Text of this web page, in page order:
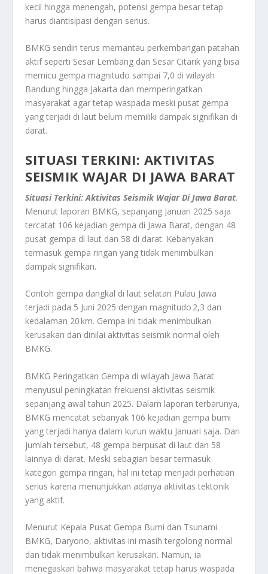
kecil hingga menengah, potensi gempa besar tetap
harus diantisipasi dengan serius.
BMKG sendiri terus memantau perkembangan patahan
aktif seperti Sesar Lembang dan Sesar Citarik yang bisa
memicu gempa magnitudo sampai 7,0 di wilayah
Bandung hingga Jakarta dan memperingatkan
masyarakat agar tetap waspada meski pusat gempa
yang terjadi di laut belum memiliki dampak signifikan di
darat.
SITUASI TERKINI: AKTIVITAS
SEISMIK WAJAR DI JAWA BARAT
Situasi Terkini: Aktivitas Seismik Wajar Di Jawa Barat.
Menurut laporan BMKG, sepanjang Januari 2025 saja
tercatat 106 kejadian gempa di Jawa Barat, dengan 48
pusat gempa di laut dan 58 di darat. Kebanyakan
termasuk gempa ringan yang tidak menimbulkan
dampak signifikan.
Contoh gempa dangkal di laut selatan Pulau Jawa
terjadi pada 5 Juni 2025 dengan magnitudo 2,3 dan
kedalaman 20 km. Gempa ini tidak menimbulkan
kerusakan dan dinilai aktivitas seismik normal oleh
BMKG.
BMKG Peringatkan Gempa di wilayah Jawa Barat
menyusul peningkatan frekuensi aktivitas seismik
sepanjang awal tahun 2025. Dalam laporan terbarunya,
BMKG mencatat sebanyak 106 kejadian gempa bumi
yang terjadi hanya dalam kurun waktu Januari saja. Dari
jumlah tersebut, 48 gempa berpusat di laut dan 58
lainnya di darat. Meski sebagian besar termasuk
kategori gempa ringan, hal ini tetap menjadi perhatian
serius karena menunjukkan adanya aktivitas tektonik
yang aktif.
Menurut Kepala Pusat Gempa Bumi dan Tsunami
BMKG, Daryono, aktivitas ini masih tergolong normal
dan tidak menimbulkan kerusakan. Namun, ia
menegaskan bahwa masyarakat tetap harus waspada